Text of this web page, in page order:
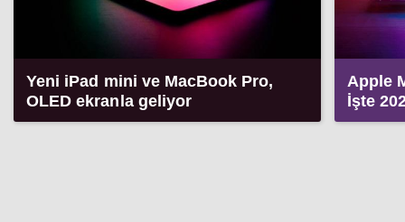
Yeni iPad mini ve MacBook Pro,
OLED ekranla geliyor
Apple
İşte